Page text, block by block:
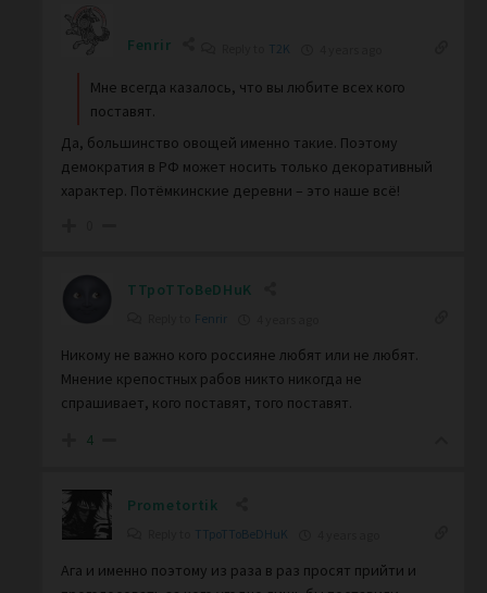
Fenrir T2K
Мне всегда казалось, что вы любите всех кого
поставят.
Да, большинство овощей именно такие. Поэтому
демократия в РФ может носить только декоративный
характер. Потёмкинские деревни – это наше всё!
TTpoTToBeDHuK
Fenrir
Никому не важно кого россияне любят или не любят.
Мнение крепостных рабов никто никогда не
спрашивает, кого поставят, того поставят.
4
Prometortik
TTpoTToBeDHuK
Ага и именно поэтому из раза в раз просят прийти и